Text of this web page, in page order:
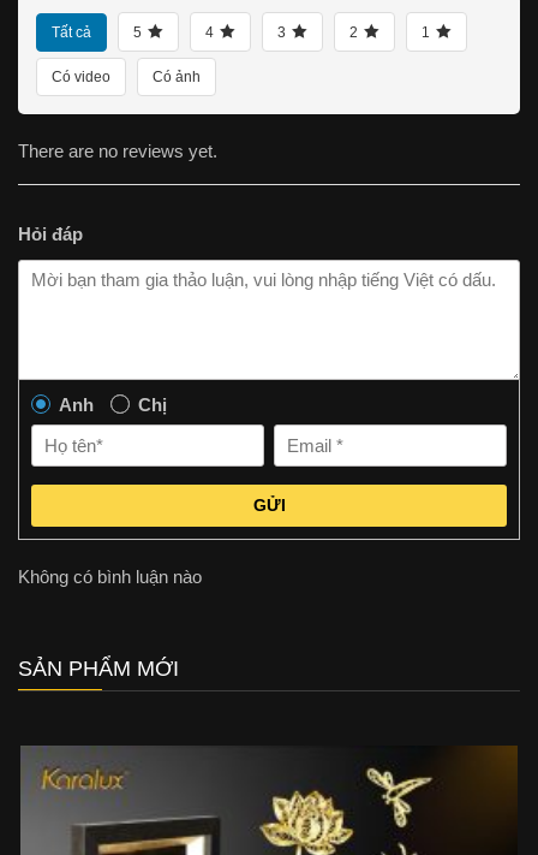
Tất cả 5 4 3 2 1
Có video Có ảnh
There are no reviews yet.
Hỏi đáp
Anh Chị
GỬI
Không có bình luận nào
SẢN PHẨM MỚI